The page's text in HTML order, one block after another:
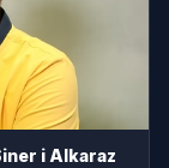
i Alkaraz